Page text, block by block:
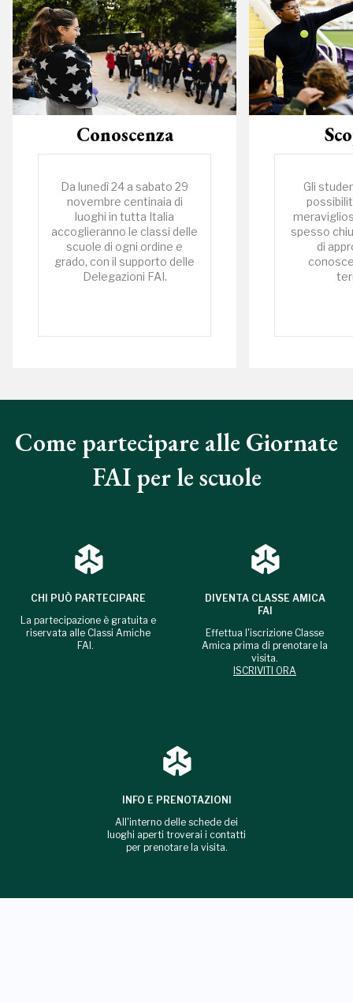
Conoscenza
Da lunedì 24 a sabato 29
novembre centinaia di
luoghi in tutta Italia
accoglieranno le classi delle
scuole di ogni ordine e
grado, con il supporto delle
Delegazioni FAI.
Gli
spesso
di
Come partecipare alle Giornate
FAI per le scuole
CHI PUÒ PARTECIPARE
La partecipazione è gratuita e
riservata alle Classi Amiche
FAI.
DIVENTA CLASSE AMICA
FAI
Effettua l'iscrizione Classe
Amica prima di prenotare la
visita.
ISCRIVITI ORA
INFO E PRENOTAZIONI
All'interno delle schede dei
luoghi aperti troverai i contatti
per prenotare la visita.